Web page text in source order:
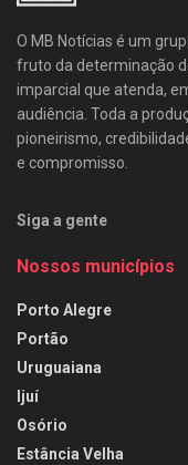
O MB Notícias é um
fruto da determinação
imparcial que atenda,
audiência. Toda a
pioneirismo,
e compromisso.
Siga a gente
Nossos municípios
Porto Alegre
Portão
Uruguaiana
Ijuí
Osório
Estância Velha